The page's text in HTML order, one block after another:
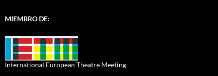
MIEMBRO DE:
International European Theatre Meeting